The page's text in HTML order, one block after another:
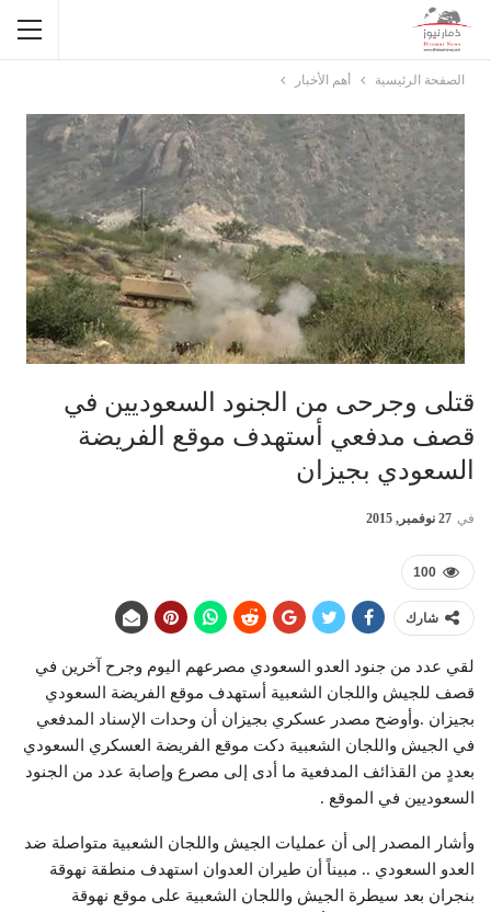
الصفحة الرئيسية أهم الأخبار
قتلى وجرحى من الجنود السعوديين في
قصف مدفعي أستهدف موقع الفريضة
السعودي بجيزان
في 27 نوفمبر, 2015
100
شارك
لقي عدد من جنود العدو السعودي مصرعهم اليوم وجرح آخرين في
قصف للجيش واللجان الشعبية أستهدف موقع الفريضة السعودي
بجيزان .وأوضح مصدر عسكري بجيزان أن وحدات الإسناد المدفعي
في الجيش واللجان الشعبية دكت موقع الفريضة العسكري السعودي
بعددٍ من القذائف المدفعية ما أدى إلى مصرع وإصابة عدد من الجنود
السعوديين في الموقع .
وأشار المصدر إلى أن عمليات الجيش واللجان الشعبية متواصلة ضد
العدو السعودي .. مبيناً أن طيران العدوان استهدف منطقة نهوقة
بنجران بعد سيطرة الجيش واللجان الشعبية على موقع نهوقة